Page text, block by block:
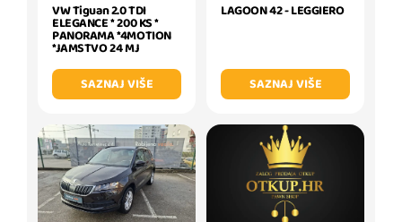
VW Tiguan 2.0 TDI
ELEGANCE * 200 KS *
PANORAMA *4MOTION
*JAMSTVO 24 MJ
SAZNAJ VIŠE
LAGOON 42 - LEGGIERO
SAZNAJ VIŠE